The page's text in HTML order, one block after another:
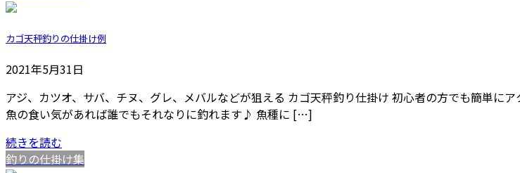
カゴ天秤釣りの仕掛け例
2021年5月31日
アジ、カツオ、サバ、チヌ、グレ、メバルなどが狙える カゴ天秤釣り仕掛け 初心者の方でも簡単に
魚の食い気があれば誰でもそれなりに釣れます♪ 魚種に […]
続きを読む
釣りの仕掛け集